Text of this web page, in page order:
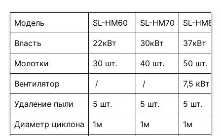
Модель SL-HM60 SL-HM70 SL-HM80
Власть 22кВт 30кВт 37кВт
Молотки 30 шт. 40 шт. 50 шт.
Вентилятор / / 7,5 кВт
Удаление пыли 5 шт. 5 шт. 5 шт.
Диаметр циклона 1м 1м 1м